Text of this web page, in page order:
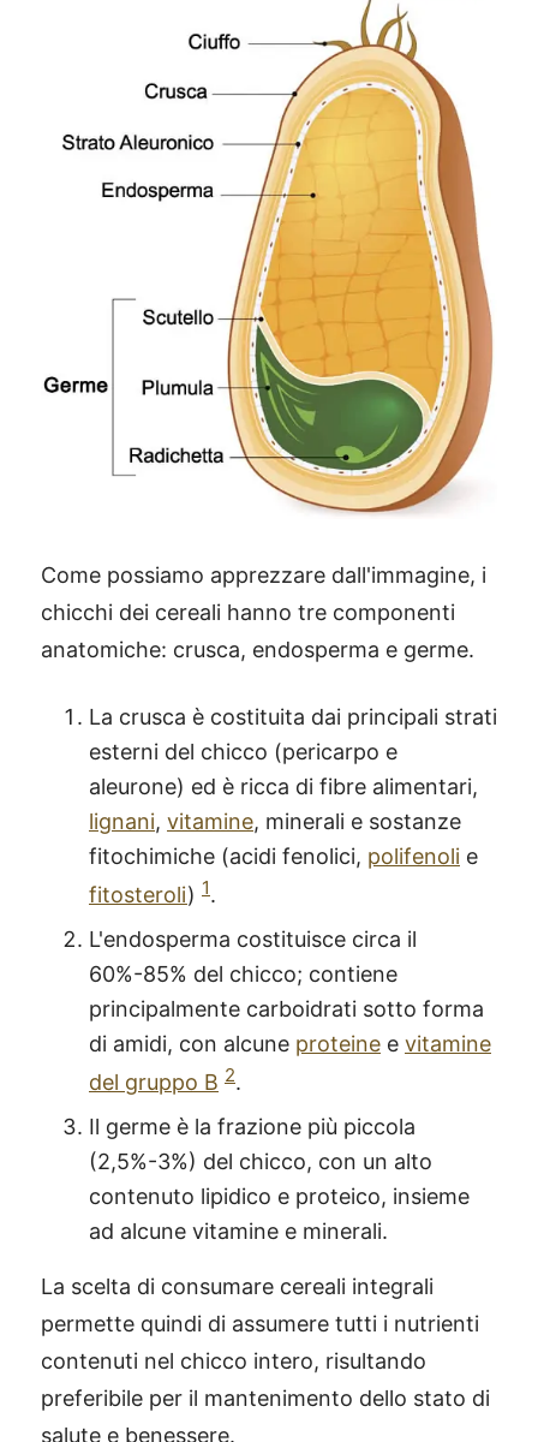
Come possiamo apprezzare dall'immagine, i
chicchi dei cereali hanno tre componenti
anatomiche: crusca, endosperma e germe.
La crusca è costituita dai principali strati
esterni del chicco (pericarpo e
aleurone) ed è ricca di fibre alimentari,
lignani, vitamine, minerali e sostanze
fitochimiche (acidi fenolici, polifenoli e
fitosteroli) 1.
L'endosperma costituisce circa il
60%-85% del chicco; contiene
principalmente carboidrati sotto forma
di amidi, con alcune proteine e vitamine
del gruppo B 2.
Il germe è la frazione più piccola
(2,5%-3%) del chicco, con un alto
contenuto lipidico e proteico, insieme
ad alcune vitamine e minerali.
La scelta di consumare cereali integrali
permette quindi di assumere tutti i nutrienti
contenuti nel chicco intero, risultando
preferibile per il mantenimento dello stato di
salute e benessere.